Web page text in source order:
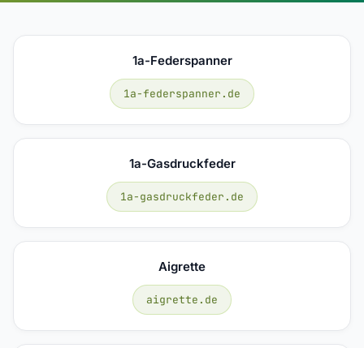
1a-Federspanner
1a-federspanner.de
1a-Gasdruckfeder
1a-gasdruckfeder.de
Aigrette
aigrette.de